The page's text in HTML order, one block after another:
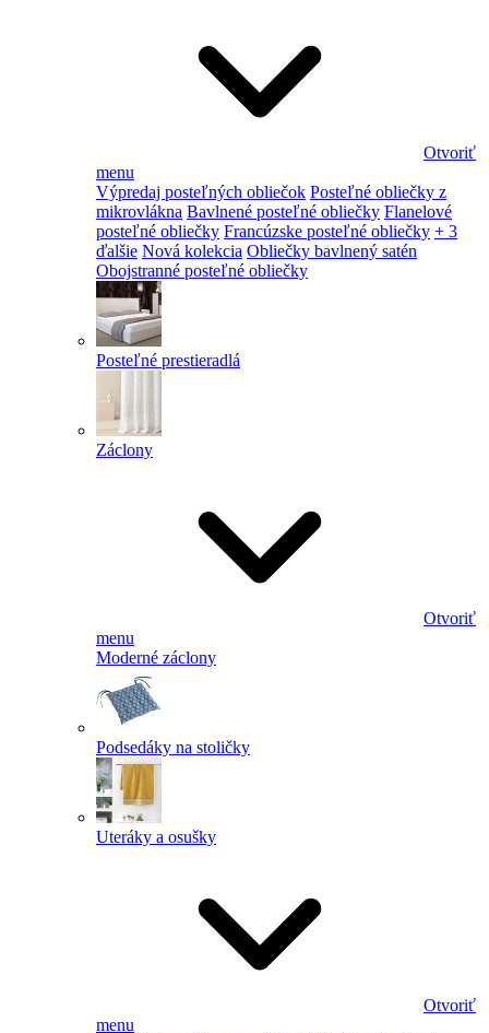
Otvoriť
menu
Výpredaj posteľných obliečok Posteľné obliečky z
mikrovlákna Bavlnené posteľné obliečky Flanelové
posteľné obliečky Francúzske posteľné obliečky + 3
ďalšie Nová kolekcia Obliečky bavlnený satén
Obojstranné posteľné obliečky
Posteľné prestieradlá
Záclony
Otvoriť
menu
Moderné záclony
Podsedáky na stoličky
Uteráky a osušky
Otvoriť
menu